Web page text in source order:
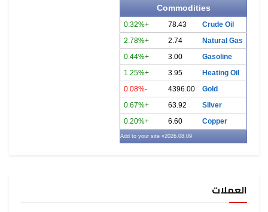
Commodities
Crude Oil
78.43
+0.32%
Natural Gas
2.74
+2.78%
Gasoline
3.00
+0.44%
Heating Oil
3.95
+1.25%
Gold
4396.00
-0.08%
Silver
63.92
+0.67%
Copper
6.60
+0.20%
2026.08.09
» Add to your site
العملات